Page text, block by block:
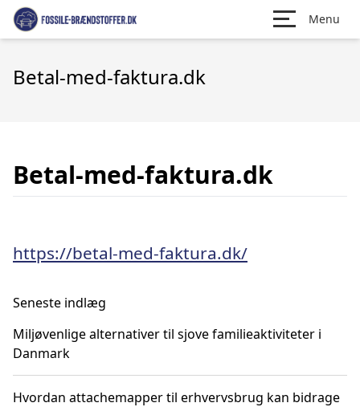
Menu
Betal-med-faktura.dk
Betal-med-faktura.dk
https://betal-med-faktura.dk/
Seneste indlæg
Miljøvenlige alternativer til sjove familieaktiviteter i
Danmark
Hvordan attachemapper til erhvervsbrug kan bidrage